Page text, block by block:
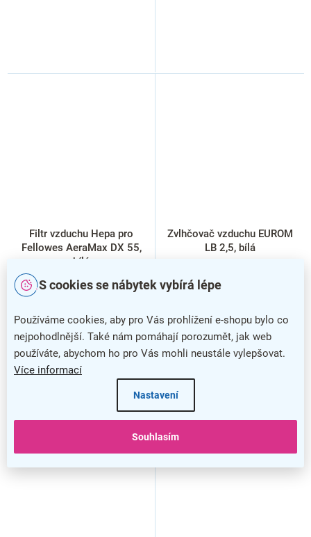
S cookies se nábytek vybírá lépe
Používáme cookies, aby pro Vás prohlížení e-shopu bylo co
nejpohodlnější. Také nám pomáhají porozumět, jak web
používáte, abychom ho pro Vás mohli neustále vylepšovat.
Více informací
Nastavení
Souhlasím
Filtr vzduchu Hepa pro
Fellowes AeraMax DX 55,
bílá
Zvlhčovač vzduchu EUROM
LB 2,5, bílá